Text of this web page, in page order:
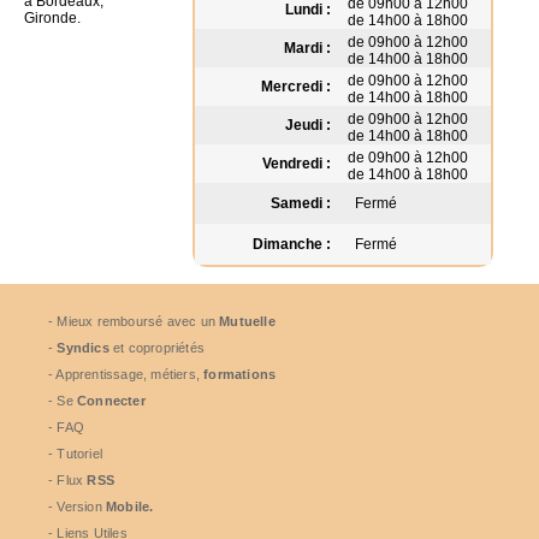
Lundi :
de 09h00 à 12h00
de 14h00 à 18h00
Mardi :
de 09h00 à 12h00
de 14h00 à 18h00
Mercredi :
de 09h00 à 12h00
de 14h00 à 18h00
Jeudi :
de 09h00 à 12h00
de 14h00 à 18h00
Vendredi :
de 09h00 à 12h00
de 14h00 à 18h00
Samedi :
Fermé
Dimanche : Fermé
Gironde.
- Mieux remboursé avec unMutuelle
-Syndicset copropriétés
- Apprentissage, métiers,formations
- Se Connecter
- FAQ
- Tutoriel
- FluxRSS
- Version Mobile.
- Liens Utiles